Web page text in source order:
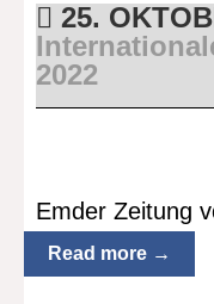
25.
2022
Emder Zeitung
Read more →